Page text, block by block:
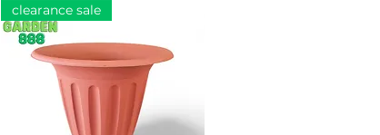
clearance sale